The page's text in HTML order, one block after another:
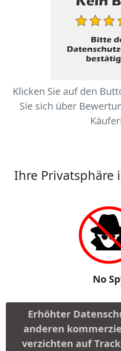
Klicken Sie auf den
Sie sich über
Ihre Privatsphäre
No
Erhöhter
anderen
verzichten auf